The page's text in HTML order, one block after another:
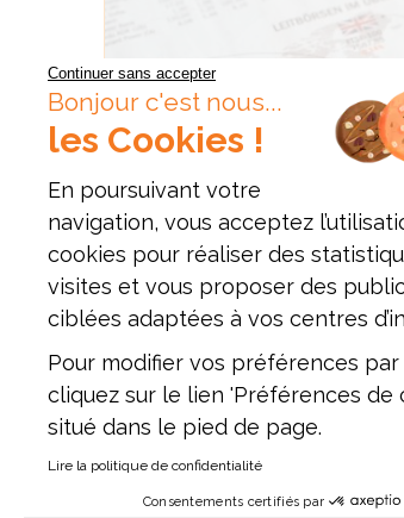
FINANCE
CONFORMITÉ – COMPLEXITÉ
ENTREPRISES !
La multiplication des normes et
des relations internationales
industrielles ou commerciales la
leurs relations avec les parties…
EN SAVOIR PLUS
Continuer sans accepter
Bonjour c'est nous...
les Cookies !
En poursuivant votre
navigation, vous acceptez
cookies pour réaliser des
visites et vous proposer des
ciblées adaptées à vos centres
Pour modifier vos préférences par
cliquez sur le lien 'Préférences de
situé dans le pied de page.
Lire la politique de confidentialité
Consentements certifiés par